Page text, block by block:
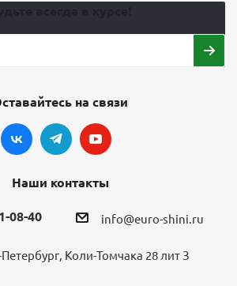
на связи
Наши контакты
08-40 info@euro-shini.ru
Петербург, Коли-Томчака 28 лит З